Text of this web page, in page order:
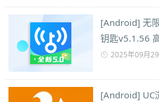
[Android] 无
钥匙v5.1.56
2025年09月
[Android] UC